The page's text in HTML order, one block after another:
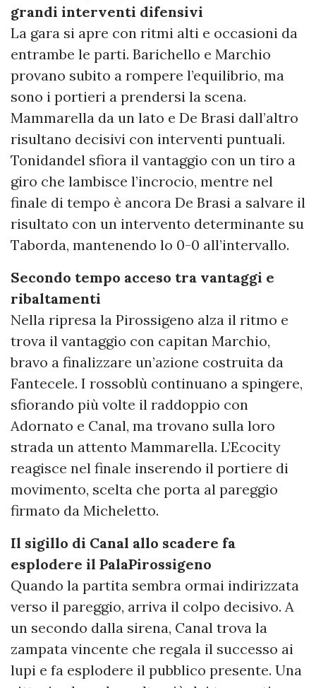
grandi interventi difensivi
La gara si apre con ritmi alti e occasioni da
entrambe le parti. Barichello e Marchio
provano subito a rompere l’equilibrio, ma
sono i portieri a prendersi la scena.
Mammarella da un lato e De Brasi dall’altro
risultano decisivi con interventi puntuali.
Tonidandel sfiora il vantaggio con un tiro a
giro che lambisce l’incrocio, mentre nel
finale di tempo è ancora De Brasi a salvare il
risultato con un intervento determinante su
Taborda, mantenendo lo 0-0 all’intervallo.
Secondo tempo acceso tra vantaggi e
ribaltamenti
Nella ripresa la Pirossigeno alza il ritmo e
trova il vantaggio con capitan Marchio,
bravo a finalizzare un’azione costruita da
Fantecele. I rossoblù continuano a spingere,
sfiorando più volte il raddoppio con
Adornato e Canal, ma trovano sulla loro
strada un attento Mammarella. L’Ecocity
reagisce nel finale inserendo il portiere di
movimento, scelta che porta al pareggio
firmato da Micheletto.
Il sigillo di Canal allo scadere fa
esplodere il PalaPirossigeno
Quando la partita sembra ormai indirizzata
verso il pareggio, arriva il colpo decisivo. A
un secondo dalla sirena, Canal trova la
zampata vincente che regala il successo ai
lupi e fa esplodere il pubblico presente. Una